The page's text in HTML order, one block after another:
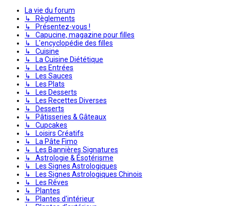
La vie du forum
↳ Règlements
↳ Présentez-vous !
↳ Capucine, magazine pour filles
↳ L'encyclopédie des filles
↳ Cuisine
↳ La Cuisine Diététique
↳ Les Entrées
↳ Les Sauces
↳ Les Plats
↳ Les Desserts
↳ Les Recettes Diverses
↳ Desserts
↳ Pâtisseries & Gâteaux
↳ Cupcakes
↳ Loisirs Créatifs
↳ La Pâte Fimo
↳ Les Bannières Signatures
↳ Astrologie & Ésotérisme
↳ Les Signes Astrologiques
↳ Les Signes Astrologiques Chinois
↳ Les Rêves
↳ Plantes
↳ Plantes d'intérieur